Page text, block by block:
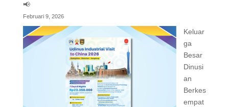
📢
Februari 9, 2026
Keluar
ga
Besar
Dinusi
an
Berkes
empat